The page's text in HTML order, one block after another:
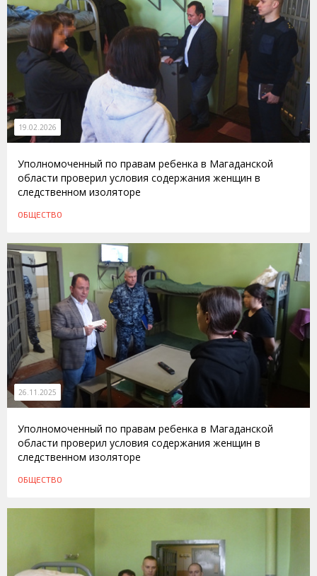
19.02.2026
Уполномоченный по правам ребенка в Магаданской
области проверил условия содержания женщин в
следственном изоляторе
ОБЩЕСТВО
26.11.2025
Уполномоченный по правам ребенка в Магаданской
области проверил условия содержания женщин в
следственном изоляторе
ОБЩЕСТВО